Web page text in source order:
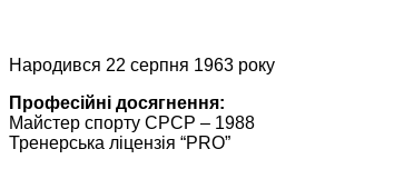
Народився 22 серпня 1963 року
Професійні досягнення:
Майстер спорту СРСР – 1988
Тренерська ліцензія “PRO”